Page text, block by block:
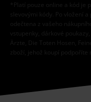
*Platí pouze online a kód je
slevovými kódy. Po vložení
odečtena z vašeho
vstupenky, dárkové
Ärzte, Die Toten Hosen,
zboží, jehož koupí podpoříte